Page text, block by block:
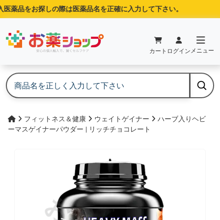
品をお探しの際は医薬品名を正確に入力して下さい。
カート ログイン メニュー
フィットネス＆健康 ウェイトゲイナー
ハーブ入りヘビ
ーマスゲイナーパウダー | リッチチョコレート